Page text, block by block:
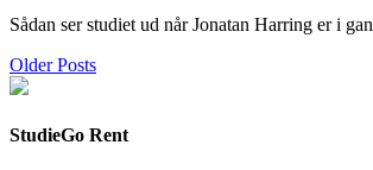
Sådan ser studiet ud når Jonatan Harring er i
Older Posts
StudieGo Rent